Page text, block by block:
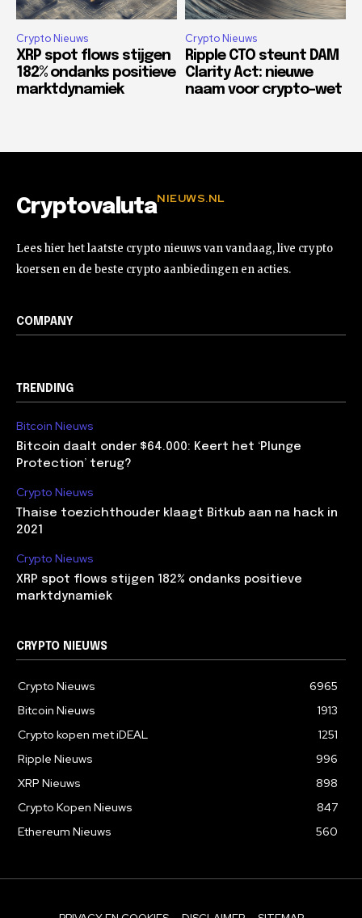
Crypto Nieuws
XRP spot flows stijgen
182% ondanks positieve
marktdynamiek
Crypto Nieuws
Ripple CTO steunt DAM
Clarity Act: nieuwe
naam voor crypto-wet
CryptovalutaNIEUWS.NL
Lees hier het laatste crypto nieuws van vandaag, live crypto
koersen en de beste crypto aanbiedingen en acties.
COMPANY
TRENDING
Bitcoin Nieuws
Bitcoin daalt onder $64.000: Keert het ‘Plunge
Protection’ terug?
Crypto Nieuws
Thaise toezichthouder klaagt Bitkub aan na hack in
2021
Crypto Nieuws
XRP spot flows stijgen 182% ondanks positieve
marktdynamiek
CRYPTO NIEUWS
Crypto Nieuws
6965
Bitcoin Nieuws
1913
Crypto kopen met iDEAL
1251
Ripple Nieuws
996
XRP Nieuws
898
Crypto Kopen Nieuws
847
Ethereum Nieuws
560